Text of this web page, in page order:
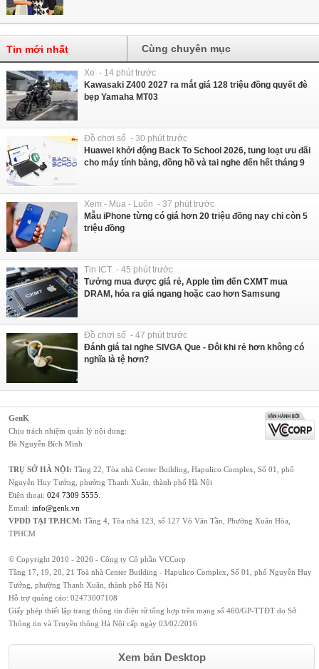
Tin mới nhất Cùng chuyên mục
Xe - 14 phút trước
Kawasaki Z400 2027 ra mắt giá 128 triệu đồng quyết đè
bẹp Yamaha MT03
Đồ chơi số - 30 phút trước
Huawei khởi động Back To School 2026, tung loạt ưu đãi
cho máy tính bảng, đồng hồ và tai nghe đến hết tháng 9
Xem - Mua - Luôn - 37 phút trước
Mẫu iPhone từng có giá hơn 20 triệu đồng nay chỉ còn 5
triệu đồng
Tin ICT - 45 phút trước
Tưởng mua được giá rẻ, Apple tìm đến CXMT mua
DRAM, hóa ra giá ngang hoặc cao hơn Samsung
Đồ chơi số - 47 phút trước
Đánh giá tai nghe SIVGA Que - Đôi khi rẻ hơn không có
nghĩa là tệ hơn?
GenK
Chịu trách nhiệm quản lý nội dung:
Bà Nguyễn Bích Minh
TRỤ SỞ HÀ NỘI: Tầng 22, Tòa nhà Center Building, Hapulico Complex, Số 01, phố
Nguyễn Huy Tưởng, phường Thanh Xuân, thành phố Hà Nội
Điện thoại: 024 7309 5555
Email: info@genk.vn
VPĐD TẠI TP.HCM: Tầng 4, Tòa nhà 123, số 127 Võ Văn Tần, Phường Xuân Hòa,
TPHCM
© Copyright 2010 - 2026 - Công ty Cổ phần VCCorp
Tầng 17, 19, 20, 21 Toà nhà Center Building - Hapulico Complex, Số 01, phố Nguyễn Huy
Tưởng, phường Thanh Xuân, thành phố Hà Nội
Hỗ trợ quảng cáo: 02473007108
Giấy phép thiết lập trang thông tin điện tử tổng hợp trên mạng số 460/GP-TTĐT do Sở
Thông tin và Truyền thông Hà Nội cấp ngày 03/02/2016
Xem bản Desktop